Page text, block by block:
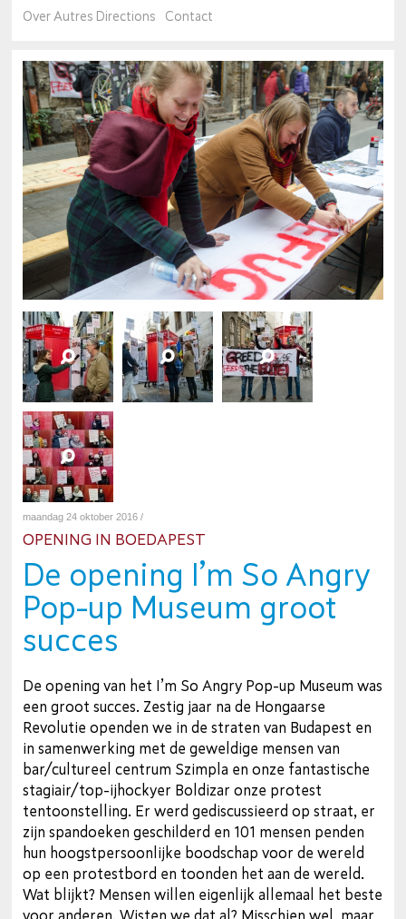
Over Autres Directions Contact
maandag 24 oktober 2016 /
OPENING IN BOEDAPEST
De opening I’m So Angry
Pop-up Museum groot
succes
De opening van het I’m So Angry Pop-up Museum was
een groot succes. Zestig jaar na de Hongaarse
Revolutie openden we in de straten van Budapest en
in samenwerking met de geweldige mensen van
bar/cultureel centrum Szimpla en onze fantastische
stagiair/top-ijhockyer Boldizar onze protest
tentoonstelling. Er werd gediscussieerd op straat, er
zijn spandoeken geschilderd en 101 mensen penden
hun hoogstpersoonlijke boodschap voor de wereld
op een protestbord en toonden het aan de wereld.
Wat blijkt? Mensen willen eigenlijk allemaal het beste